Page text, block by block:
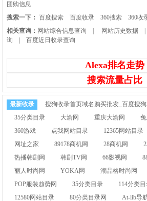
团购信息
搜索一下： 百度搜索 百度收录 360搜索 360收
相关查询： 网站综合信息查询 网站历史数据
询
|百度近日收录查询
Alexa排名走势
搜索流量占比
最新收录
搜狗收录首页域名购买批发_百度搜
35分类目录
大渝网 重庆大渝网
360游戏
点我网站目录 12365网站目录
网址之家
89178商机网 28商机网
热播韩剧网
韩剧TV网 66影视网
丽人时尚网
YOKA网 潮品格时尚网
POP服装趋势网
35分类目录 114分类
12580网站目录
80分类目录网 At-lib导